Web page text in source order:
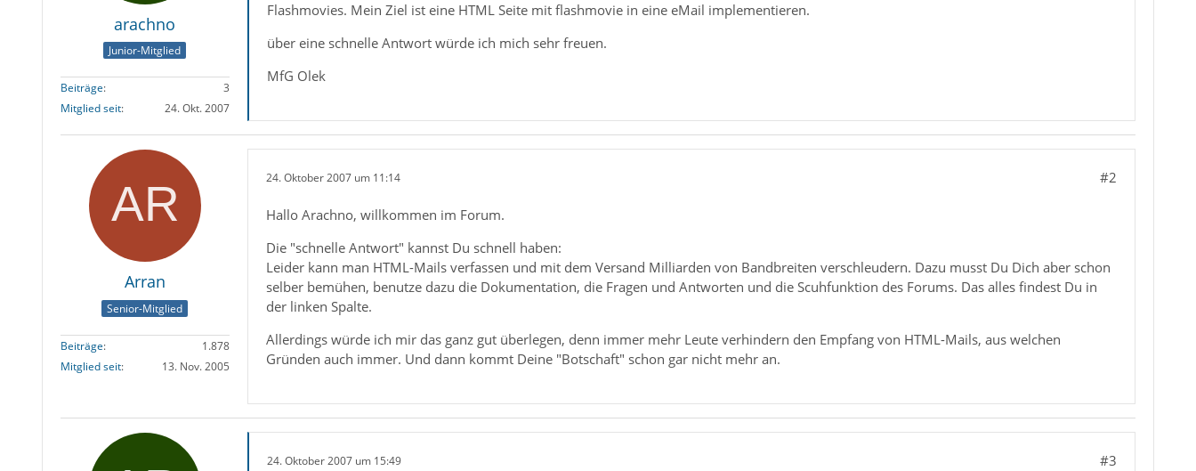
arachno
Junior-Mitglied
Beiträge
3
Mitglied seit
24. Okt. 2007
Flashmovies. Mein Ziel ist eine HTML Seite mit flashmovie in eine eMail implementieren.
über eine schnelle Antwort würde ich mich sehr freuen.
MfG Olek
Arran
Senior-Mitglied
Beiträge
1.878
Mitglied seit
13. Nov. 2005
24. Oktober 2007 um 11:14 #2
Hallo Arachno, willkommen im Forum.
Die "schnelle Antwort" kannst Du schnell haben:
Leider kann man HTML-Mails verfassen und mit dem Versand Milliarden von Bandbreiten verschleudern. Dazu musst Du Dich aber schon
selber bemühen, benutze dazu die Dokumentation, die Fragen und Antworten und die Scuhfunktion des Forums. Das alles findest Du in
der linken Spalte.
Allerdings würde ich mir das ganz gut überlegen, denn immer mehr Leute verhindern den Empfang von HTML-Mails, aus welchen
Gründen auch immer. Und dann kommt Deine "Botschaft" schon gar nicht mehr an.
24. Oktober 2007 um 15:49 #3